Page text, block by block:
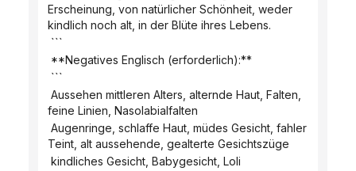
Erscheinung, von natürlicher Schönheit, weder
kindlich noch alt, in der Blüte ihres Lebens.
```
**Negatives Englisch (erforderlich):**
```
feine Linien, Nasolabialfalten
Teint, alt aussehende, gealterte Gesichtszüge
kindliches Gesicht, Babygesicht, Loli